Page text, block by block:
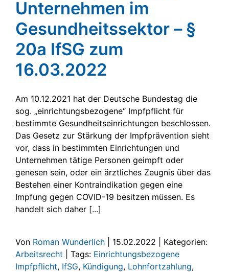
Unternehmen im
Gesundheitssektor – §
20a IfSG zum
16.03.2022
Am 10.12.2021 hat der Deutsche Bundestag die
sog. „einrichtungsbezogene“ Impfpflicht für
bestimmte Gesundheitseinrichtungen beschlossen.
Das Gesetz zur Stärkung der Impfprävention sieht
vor, dass in bestimmten Einrichtungen und
Unternehmen tätige Personen geimpft oder
genesen sein, oder ein ärztliches Zeugnis über das
Bestehen einer Kontraindikation gegen eine
Impfung gegen COVID-19 besitzen müssen. Es
handelt sich daher [...]
Von Roman Wunderlich 15.02.2022
Kategorien:
Arbeitsrecht
Tags: Einrichtungsbezogene
Impfpflicht, IfSG, Kündigung, Lohnfortzahlung,